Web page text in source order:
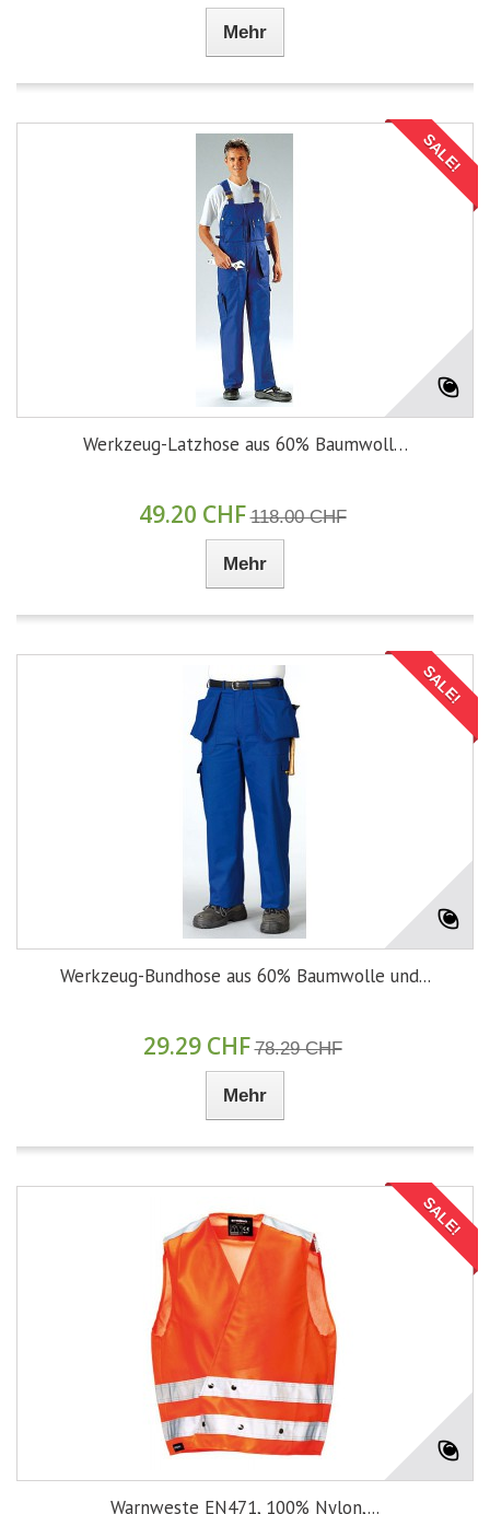
Mehr
SALE!
Werkzeug-Latzhose aus 60% Baumwoll…
49.20 CHF 118.00 CHF
Mehr
SALE!
Werkzeug-Bundhose aus 60% Baumwolle und...
29.29 CHF 78.29 CHF
Mehr
SALE!
Warnweste EN471, 100% Nylon,...